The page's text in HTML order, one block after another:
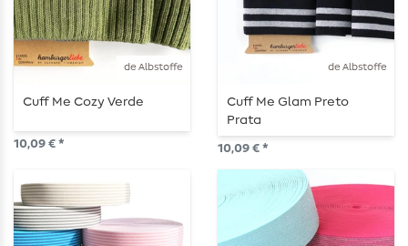
de Albstoffe
Cuff Me Cozy Verde
10,09 € *
de Albstoffe
Cuff Me Glam Preto
Prata
10,09 € *